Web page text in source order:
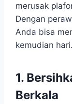
merusak
Dengan
Anda bisa
kemudian hari.
1.
Berkala